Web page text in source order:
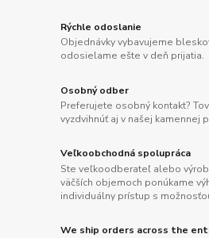
Rýchle odoslanie
Objednávky vybavujeme
odosielame ešte v deň prijatia.
Osobný odber
Preferujete osobný kontakt?
vyzdvihnúť aj v našej kamennej
Veľkoobchodná spolupráca
Ste veľkoodberateľ alebo
väčších objemoch ponúkame
individuálny prístup s
We ship orders across the